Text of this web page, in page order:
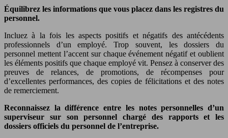
Équilibrez les informations que vous placez dans les registres du
personnel.
Incluez à la fois les aspects positifs et négatifs des antécédents
professionnels d’un employé. Trop souvent, les dossiers du
personnel mettent l’accent sur chaque événement négatif et oublient
les éléments positifs que chaque employé vit. Pensez à conserver des
preuves de relances, de promotions, de récompenses pour
d’excellentes performances, des copies de félicitations et des notes
de remerciement.
Reconnaissez la différence entre les notes personnelles d’un
superviseur sur son personnel chargé des rapports et les
dossiers officiels du personnel de l’entreprise.